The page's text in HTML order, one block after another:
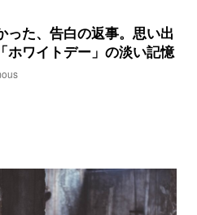
った、告白の返事。思い出
ホワイトデー」の淡い記憶